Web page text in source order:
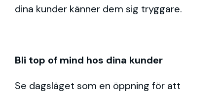
dina kunder känner dem sig tryggare.
Bli top of mind hos dina kunder
Se dagsläget som en öppning för att